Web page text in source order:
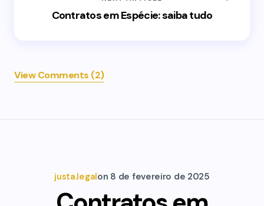
Contratos em Espécie: saiba tudo
View Comments (2)
justa.legalon 8 de fevereiro de 2025